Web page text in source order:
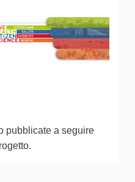
pubblicate a seguire